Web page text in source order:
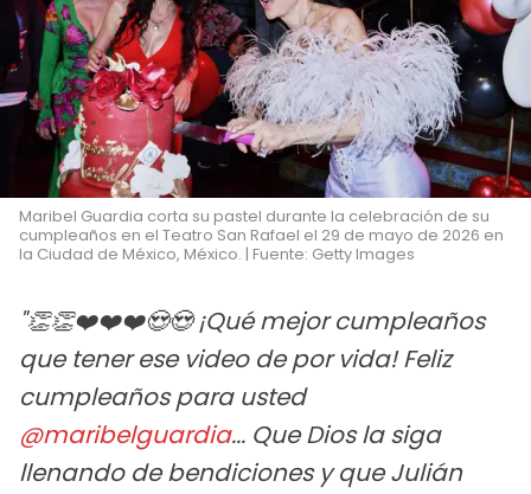
Maribel Guardia corta su pastel durante la celebración de su
cumpleaños en el Teatro San Rafael el 29 de mayo de 2026 en
la Ciudad de México, México. | Fuente: Getty Images
"👏👏❤️❤️❤️😍😍 ¡Qué mejor cumpleaños
que tener ese video de por vida! Feliz
cumpleaños para usted
@maribelguardia... Que Dios la siga
llenando de bendiciones y que Julián